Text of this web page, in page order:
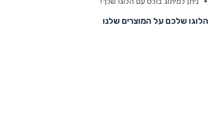
הלוגו שלכם על המוצרים שלנו